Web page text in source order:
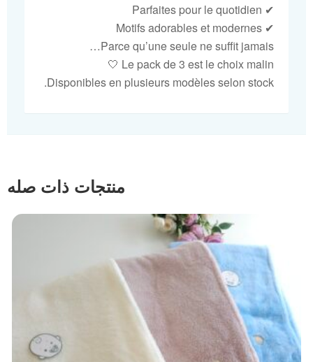
✔ Parfaites pour le quotidien
✔ Motifs adorables et modernes
Parce qu’une seule ne suffit jamais…
Le pack de 3 est le choix malin 🤍
Disponibles en plusieurs modèles selon stock.
منتجات ذات صله